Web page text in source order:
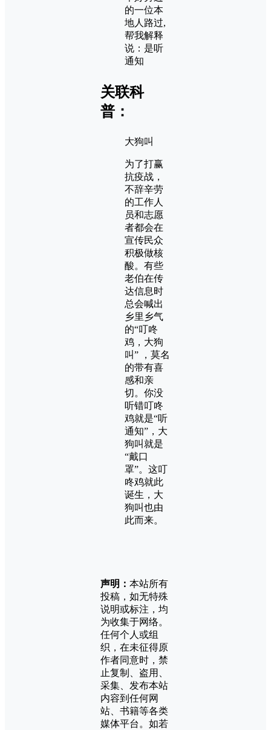
的一位本
地人路过,
帮我解释
说：是听
通知
关联科
普：
大狗叫
为了打赢
抗疫战，
不辞辛劳
的工作人
员和志愿
者都会在
宣传民众
积极做核
酸。有些
老伯在传
达信息时
总会喊出
乡里乡气
的“叮咚
鸡，大狗
叫” ，莫名
的带有喜
感和亲
切。你没
听错叮咚
鸡就是“听
通知”，大
狗叫就是
“戴口
罩”。这叮
咚鸡就此
诞生，大
狗叫也由
此而来。
声明： 本站所有
投稿，如无特殊
说明或标注，均
为收集于网络。
任何个人或组
织，在未征得原
作者同意时，禁
止复制、盗用、
采集、发布本站
内容到任何网
站、书籍等各类
媒体平台。如若